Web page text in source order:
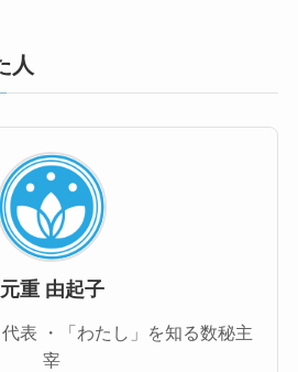
人
元重 由起子
表 ・「わたし」を知る数秘主
宰